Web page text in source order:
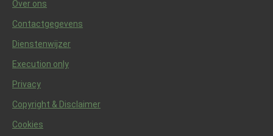
Over ons
Contactgegevens
Dienstenwijzer
Execution only
Privacy
Copyright & Disclaimer
Cookies